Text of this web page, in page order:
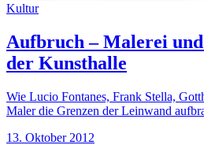
Kultur
Aufbruch – Malerei
der Kunsthalle
Wie Lucio Fontanes, Frank Stella,
Maler die Grenzen der Leinwand
13. Oktober 2012